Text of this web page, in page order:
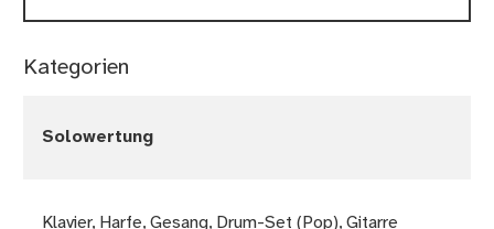
Kategorien
Solowertung
Klavier, Harfe, Gesang, Drum-Set (Pop), Gitarre